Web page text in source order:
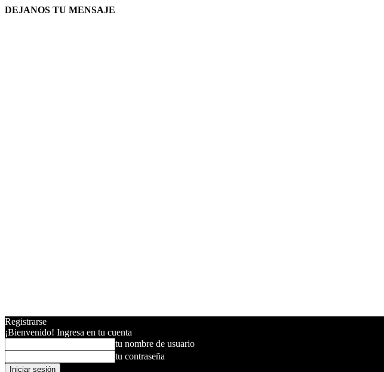
DEJANOS TU MENSAJE
Registrarse
¡Bienvenido! Ingresa en tu cuenta
tu nombre de usuario
tu contraseña